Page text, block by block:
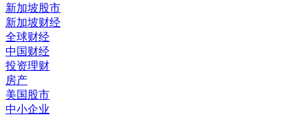
新加坡股市
新加坡财经
全球财经
中国财经
投资理财
房产
美国股市
中小企业